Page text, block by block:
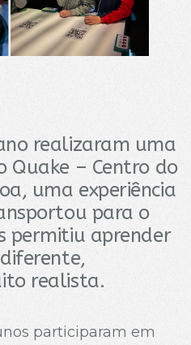
realizaram uma
Quake – Centro do
uma experiência
para o
permitiu aprender
realista.
participaram em